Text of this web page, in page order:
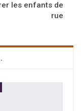
les enfants de
rue